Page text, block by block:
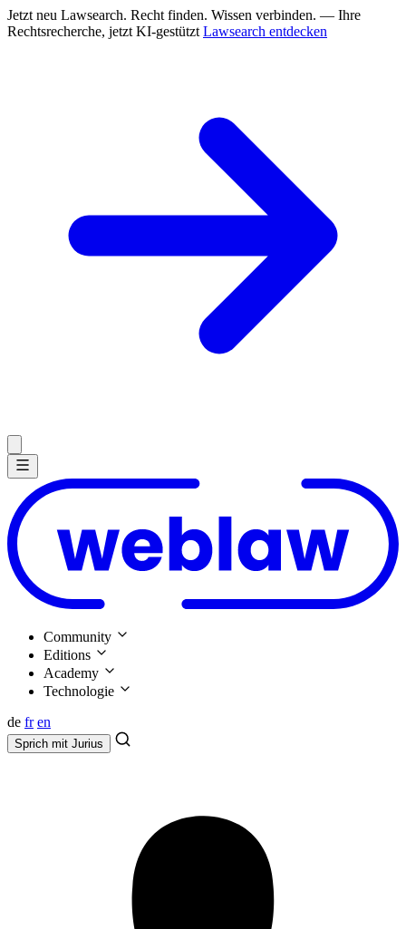
Jetzt neu Lawsearch. Recht finden. Wissen verbinden. — Ihre
Rechtsrecherche, jetzt KI-gestützt Lawsearch entdecken
Community
Editions
Academy
Technologie
de fr en
Sprich mit Jurius